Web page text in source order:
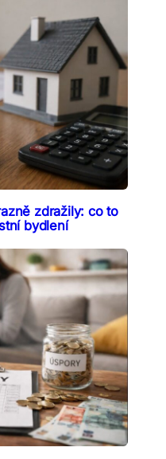
zdražily: co to
bydlení